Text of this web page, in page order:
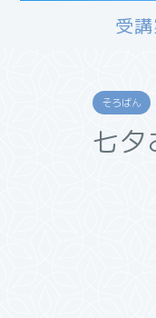
受
そろばん
七夕